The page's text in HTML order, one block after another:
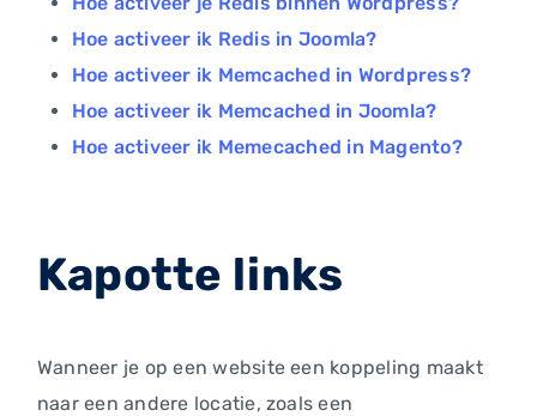
Hoe activeer ik Redis in Joomla?
Hoe activeer ik Memcached in Wordpress?
Hoe activeer ik Memcached in Joomla?
Hoe activeer ik Memecached in Magento?
Kapotte links
Wanneer je op een website een koppeling maakt
naar een andere locatie, zoals een